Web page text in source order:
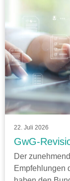
22. Juli 2026
GwG-
Der
Empfehlungen